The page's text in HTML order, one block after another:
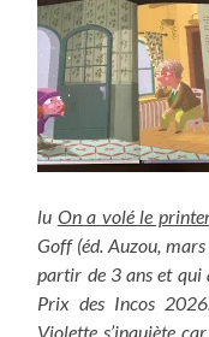
lu On a volé le
Goff (éd. Auzou,
partir de 3 ans et qui
Prix des Incos
Violette s’inquiète